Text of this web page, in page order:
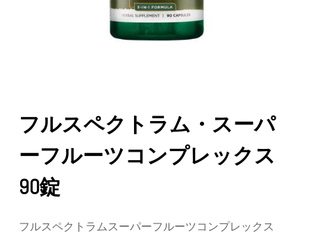
フルスペクトラム・スーパ
ーフルーツコンプレックス
90錠
フルスペクトラムスーパーフルーツコンプレックス